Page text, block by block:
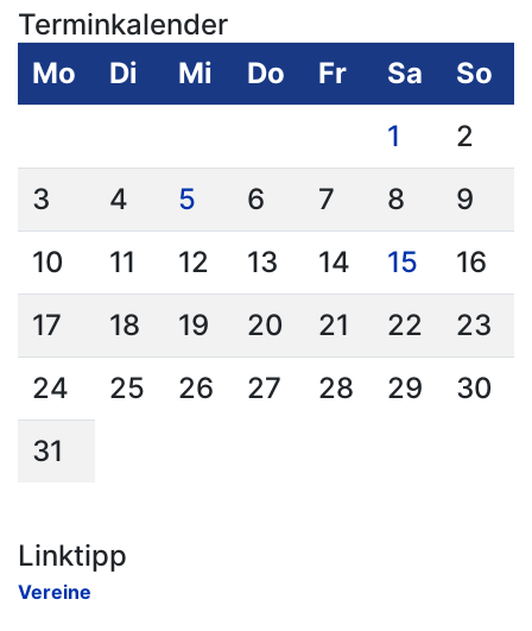
Terminkalender
Mo
Di Mi Do Fr Sa
So
1
2
3
4 5 6 7 8
9
10
11 12 13 14 15
16
17
18 19 20 21 22
23
24
25 26 27 28 29
30
31
Linktipp
Vereine